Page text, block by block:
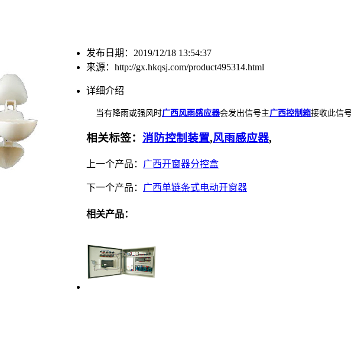
发布日期： 2019/12/18 13:54:37
来源： http://gx.hkqsj.com/product495314.html
详细介绍
当有降雨或强风时广西风雨感应器会发出信号主广西控制箱接收此信
相关标签： 消防控制装置,风雨感应器,
上一个产品： 广西开窗器分控盒
下一个产品： 广西单链条式电动开窗器
相关产品：